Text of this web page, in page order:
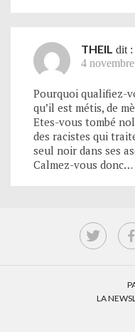
THEIL dit :
4
Pourquoi qualifiez-
qu’il est métis, de
Etes-vous tombé
des racistes qui
seul noir dans ses
Calmez-vous donc…
LA